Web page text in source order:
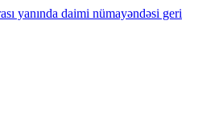
yanında daimi nümayəndəsi geri